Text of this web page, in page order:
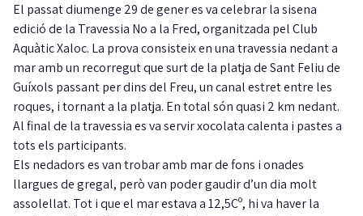
El passat diumenge 29 de gener es va celebrar la sisena
edició de la Travessia No a la Fred, organitzada pel Club
Aquàtic Xaloc. La prova consisteix en una travessia nedant a
mar amb un recorregut que surt de la platja de Sant Feliu de
Guíxols passant per dins del Freu, un canal estret entre les
roques, i tornant a la platja. En total són quasi 2 km nedant.
Al final de la travessia es va servir xocolata calenta i pastes a
tots els participants.
Els nedadors es van trobar amb mar de fons i onades
llargues de gregal, però van poder gaudir d’un dia molt
assolellat. Tot i que el mar estava a 12,5Cº, hi va haver la